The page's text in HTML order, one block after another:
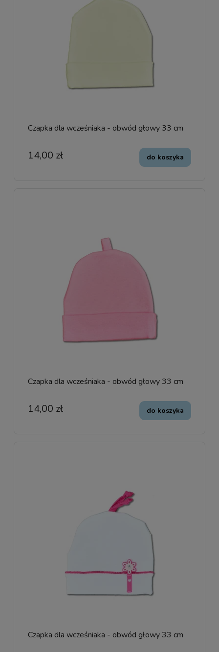
Czapka dla wcześniaka - obwód głowy 33 cm
14,00 zł do koszyka
Czapka dla wcześniaka - obwód głowy 33 cm
14,00 zł do koszyka
Czapka dla wcześniaka - obwód głowy 33 cm